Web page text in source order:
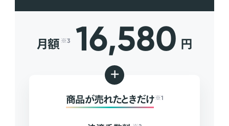
月額 ※3 16,580 円
+
商品が売れたときだけ ※1